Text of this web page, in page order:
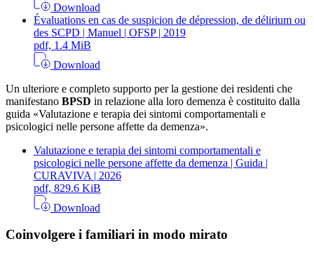
Download
Évaluations en cas de suspicion de dépression, de délirium ou
des SCPD | Manuel | OFSP | 2019
pdf, 1.4 MiB
Download
Un ulteriore e completo supporto per la gestione dei residenti che
manifestano BPSD in relazione alla loro demenza è costituito dalla
guida «Valutazione e terapia dei sintomi comportamentali e
psicologici nelle persone affette da demenza».
Valutazione e terapia dei sintomi comportamentali e
psicologici nelle persone affette da demenza | Guida |
CURAVIVA | 2026
pdf, 829.6 KiB
Download
Coinvolgere i familiari in modo mirato